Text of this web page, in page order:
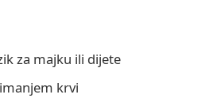
za majku ili dijete
krvi